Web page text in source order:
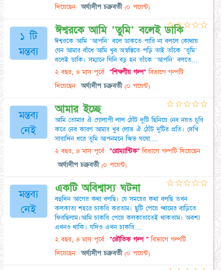
দিয়েছেন
অর্ঘ্যদীপ চক্রবর্তী (০ পয়েন্ট)
১ টি
মন্তব্য
ঈশ্বরকে আমি 'তুমি' বলেই ডাকি
ঈশ্বরকে আমি 'আপনি' বলে ডাকতে পারি না বললে কোথায়
যেন আমার বাঁধে আমি খুব অস্বস্তিতে পড়ি তাই তাঁকে 'তুমি'
বলেই ডাকি। সম্মানে যিনি বড় হন তাঁকে 'আপনি' বলতে....
২ বছর, ৪ মাস পূর্বে "শিক্ষণীয় গল্প"বিভাগে গল্পটি
দিয়েছেন
অর্ঘ্যদীপ চক্রবর্তী (০ পয়েন্ট)
☆☆☆☆☆
মন্তব্য
নেই
আমার ইচ্ছে
আমি তোমার ঐ গোলাপী লাল ঠোঁট দুটি ছিনিয়ে নেব নয়ত চুরি
করে নেব কারণ আমার খুব লোভ ঐ ঠোঁট দুটির প্রতি। দেখি
সারাদিন ধরে তুমি আপনমনে জিভ ঘষো....
২ বছর, ৪ মাস পূর্বে "রোম্যান্টিক"বিভাগে গল্পটি দিয়েছেন
অর্ঘ্যদীপ চক্রবর্তী (০ পয়েন্ট)
☆☆☆☆☆
মন্তব্য
নেই
একটি অবিশ্বাস্য ঘটনা
বহুদিন আগের কথা বলছি। যে সময়ের কথা বলছি তখন
কলকাতা শহরে চাকরি করতাম। ছুটি পেয়ে গ্ৰামের বাড়িতে
ফিরছিলাম।আমি চাকরি পেয়ে কলকাতাতেই থাকতাম। অবশ্য
এখনও থাকি। যদিও এখন চাকরি....
২ বছর, ৪ মাস পূর্বে "ভৌতিক গল্প "বিভাগে গল্পটি
দিয়েছেন
অর্ঘ্যদীপ চক্রবর্তী (০ পয়েন্ট)
☆☆☆☆☆